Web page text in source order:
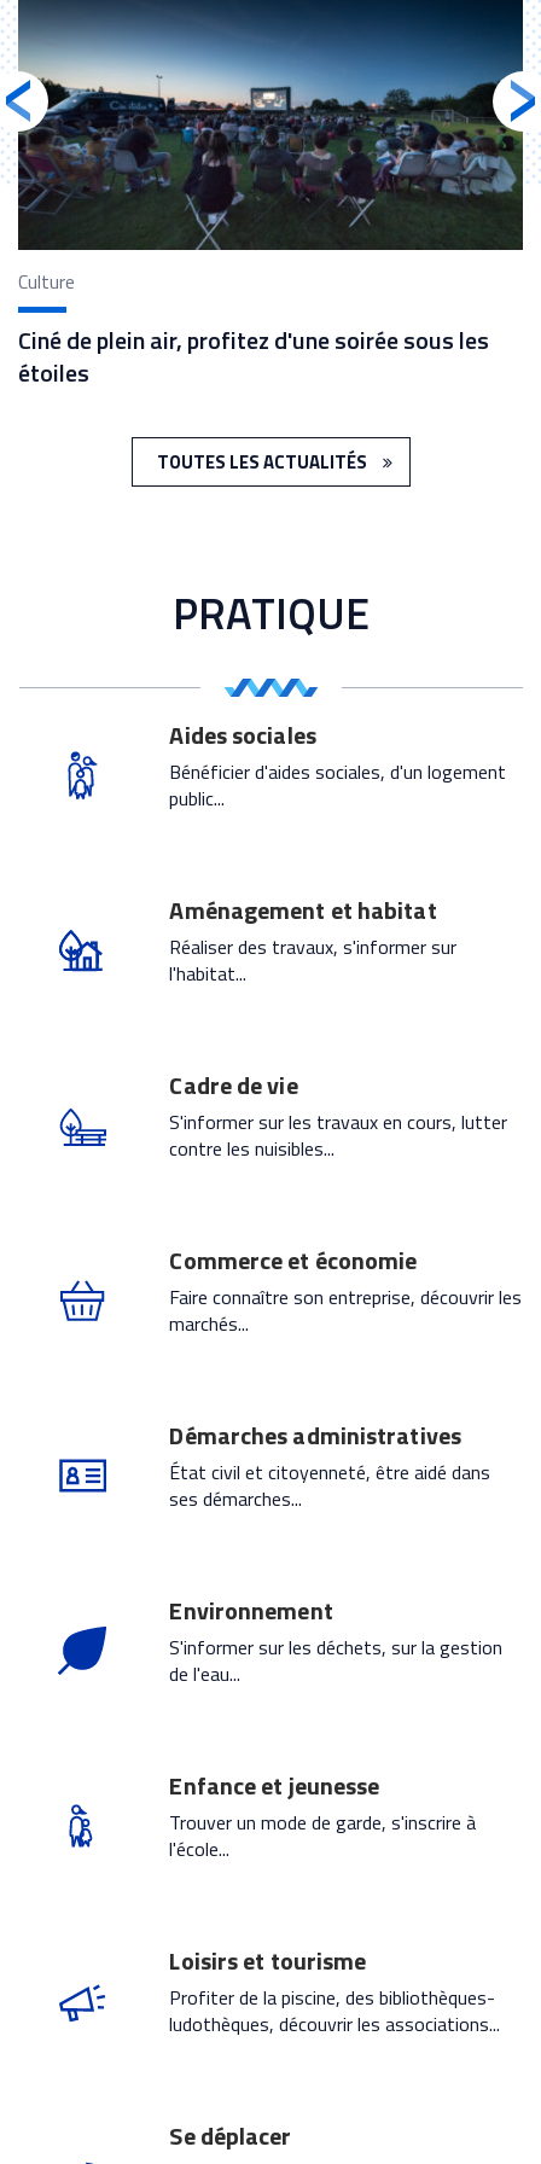
Culture
Ciné de plein air, profitez d'une soirée sous les
étoiles
TOUTES LES ACTUALITÉS
PRATIQUE
Aides sociales
Bénéficier d'aides sociales, d'un logement
public...
Aménagement et habitat
Réaliser des travaux, s'informer sur
l'habitat...
Cadre de vie
S'informer sur les travaux en cours, lutter
contre les nuisibles...
Commerce et économie
Faire connaître son entreprise, découvrir les
marchés...
Démarches administratives
État civil et citoyenneté, être aidé dans
ses démarches...
Environnement
S'informer sur les déchets, sur la gestion
de l'eau...
Enfance et jeunesse
Trouver un mode de garde, s'inscrire à
l'école...
Loisirs et tourisme
Profiter de la piscine, des bibliothèques-
ludothèques, découvrir les associations...
Se déplacer